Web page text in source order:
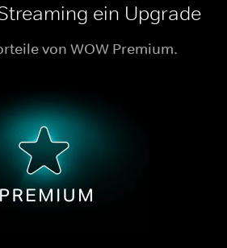
ein Upgrade
von WOW Premium.